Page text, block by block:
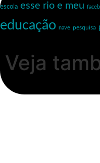
escola esse rio e meu
educação nave pesquisa
Veja